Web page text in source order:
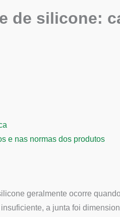
de silicone:
e nas normas dos produtos
geralmente ocorre
a junta foi